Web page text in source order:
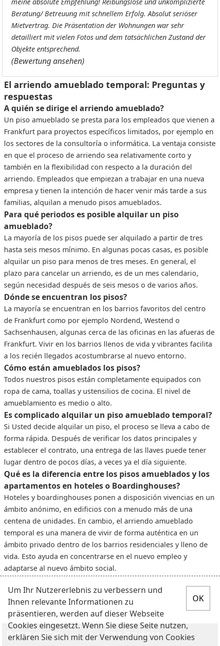
Beratung/ Betreuung mit schnellem Erfolg. Absolut seriöser
Mietvertrag. Die Präsentation der Wohnungen war sehr
detailliert mit vielen Fotos und dem tatsächlichen Zustand der
Objekte entsprechend.
(Bewertung ansehen)
El arriendo amueblado temporal: Preguntas y
respuestas
A quién se dirige el arriendo amueblado?
Un piso amueblado se presta para los empleados que vienen a
Frankfurt para proyectos específicos limitados, por ejemplo en
los sectores de la consultoría o informática. La ventaja consiste
en que el proceso de arriendo sea relativamente corto y
también en la flexibilidad con respecto a la duración del
arriendo. Empleados que empiezan a trabajar en una nueva
empresa y tienen la intención de hacer venir más tarde a sus
familias, alquilan a menudo pisos amueblados.
Para qué periodos es posible alquilar un piso
amueblado?
La mayoría de los pisos puede ser alquilado a partir de tres
hasta seis mesos mínimo. En algunas pocas casas, es posible
alquilar un piso para menos de tres meses. En general, el
plazo para cancelar un arriendo, es de un mes calendario,
según necesidad después de seis mesos o de varios años.
Dónde se encuentran los pisos?
La mayoría se encuentran en los barrios favoritos del centro
de Frankfurt como por ejemplo Nordend, Westend o
Sachsenhausen, algunas cerca de las oficinas en las afueras de
Frankfurt. Vivir en los barrios llenos de vida y vibrantes facilita
a los recién llegados acostumbrarse al nuevo entorno.
Cómo están amueblados los pisos?
Todos nuestros pisos están completamente equipados con
ropa de cama, toallas y ustensilios de cocina. El nivel de
amueblamiento es medio o alto.
Es complicado alquilar un piso amueblado temporal?
Si Usted decide alquilar un piso, el proceso se lleva a cabo de
forma rápida. Después de verificar los datos principales y
establecer el contrato, una entrega de las llaves puede tener
lugar dentro de pocos días, a veces ya el día siguiente.
Qué es la diferencia entre los pisos amueblados y los
apartamentos en hoteles o Boardinghouses?
Hoteles y boardinghouses ponen a disposición vivencias en un
ámbito anónimo, en edificios con a menudo más de una
centena de unidades. En cambio, el arriendo amueblado
temporal es una manera de vivir de forma auténtica en un
ámbito privado dentro de los barrios residenciales y lleno de
vida. Esto ayuda en concentrarse en el nuevo empleo y
adaptarse al nuevo ámbito social.
Buscar ofertas
Para inquilinos
Um Ihr Nutzererlebnis zu verbessern und
Ihnen relevante Informationen zu
präsentieren, werden auf dieser Webseite
Cookies eingesetzt. Wenn Sie diese Seite nutzen,
erklären Sie sich mit der Verwendung von Cookies